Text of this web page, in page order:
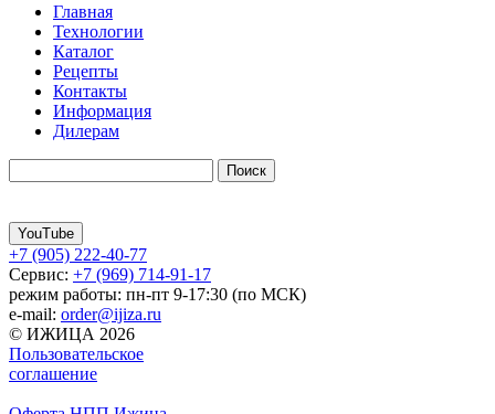
Главная
Технологии
Каталог
Рецепты
Контакты
Информация
Дилерам
YouTube
+7 (905) 222-40-77
Сервис: +7 (969) 714-91-17
режим работы: пн-пт 9-17:30 (по МСК)
e-mail: order@ijiza.ru
© ИЖИЦА 2026
Пользовательское
соглашение